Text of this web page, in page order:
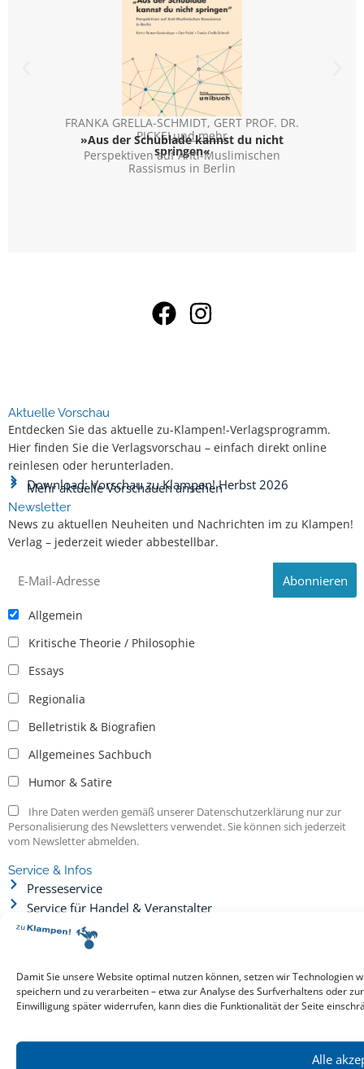
Damit Sie unsere Website optimal nutzen können, setzen wir Technologien
speichern und zu verarbeiten – etwa zur Analyse des Surfverhaltens oder
Einwilligung später widerrufen, kann dies die Funktionalität der Seite
Alle
FRANKA GRELLA-SCHMIDT, GERT PROF. DR.
PICKELund mehr
»Aus der Schublade kannst du nicht
springen«
Perspektiven auf Anti-Muslimischen
Rassismus in Berlin
Aktuelle Vorschau
Entdecken Sie das aktuelle zu-Klampen!-Verlagsprogramm.
Hier finden Sie die Verlagsvorschau – einfach direkt online
reinlesen oder herunterladen.
Download: Vorschau zu Klampen! Herbst 2026
Mehr aktuelle Vorschauen ansehen
Newsletter
News zu aktuellen Neuheiten und Nachrichten im zu Klampen!
Verlag – jederzeit wieder abbestellbar.
Allgemein
Kritische Theorie / Philosophie
Essays
Regionalia
Belletristik & Biografien
Allgemeines Sachbuch
Humor & Satire
Ihre Daten werden gemäß unserer Datenschutzerklärung nur zur
Personalisierung des Newsletters verwendet. Sie können sich jederzeit
vom Newsletter abmelden.
Service & Infos
Presseservice
Service für Handel & Veranstalter
Infos zur Manuskripteinreichung
Praktikumsstellen
Impressum
Datenschutz
Cookie-Einstellungen